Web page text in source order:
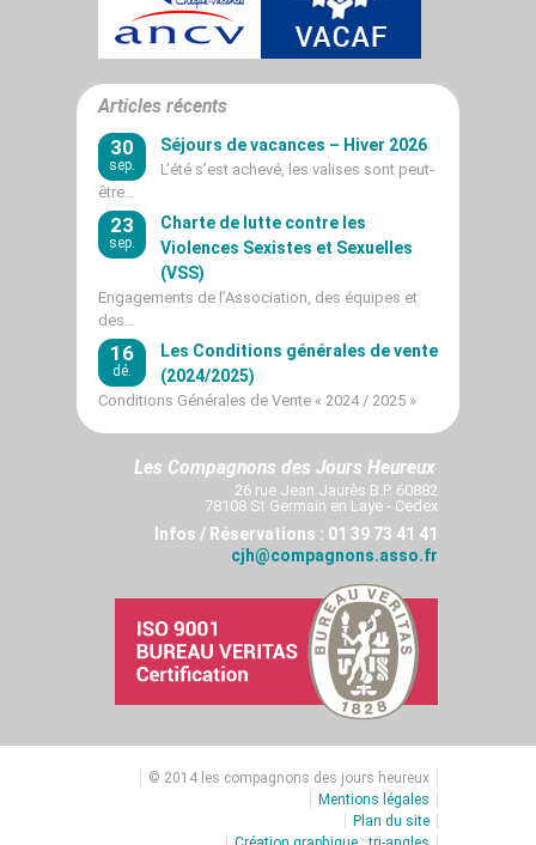
Articles récents
30
sep.
Séjours de vacances – Hiver 2026
L’été s’est achevé, les valises sont peut-
être…
23
sep.
Charte de lutte contre les
Violences Sexistes et Sexuelles
(VSS)
Engagements de l’Association, des équipes et
des…
16
dé.
Les Conditions générales de vente
(2024/2025)
Conditions Générales de Vente « 2024 / 2025 »
Les Compagnons des Jours Heureux
26 rue Jean Jaurès B.P. 60882
78108 St Germain en Laye - Cedex
Infos / Réservations : 01 39 73 41 41
cjh@compagnons.asso.fr
© 2014 les compagnons des jours heureux
Mentions légales
Plan du site